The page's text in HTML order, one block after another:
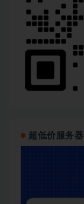
超低价服务器